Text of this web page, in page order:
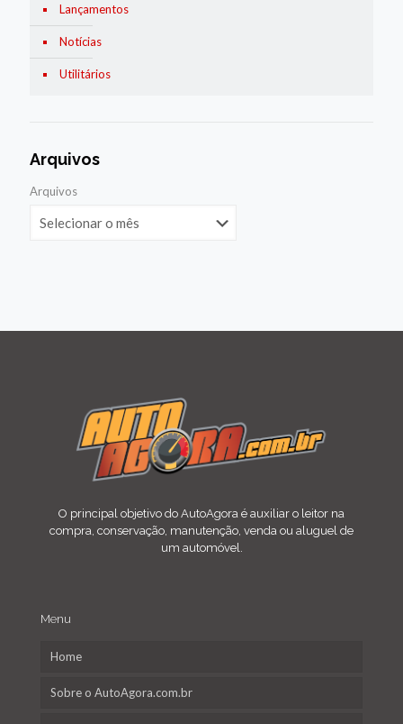
Lançamentos
Notícias
Utilitários
Arquivos
Arquivos
O principal objetivo do AutoAgora é auxiliar o leitor na
compra, conservação, manutenção, venda ou aluguel de
um automóvel.
Menu
Home
Sobre o AutoAgora.com.br